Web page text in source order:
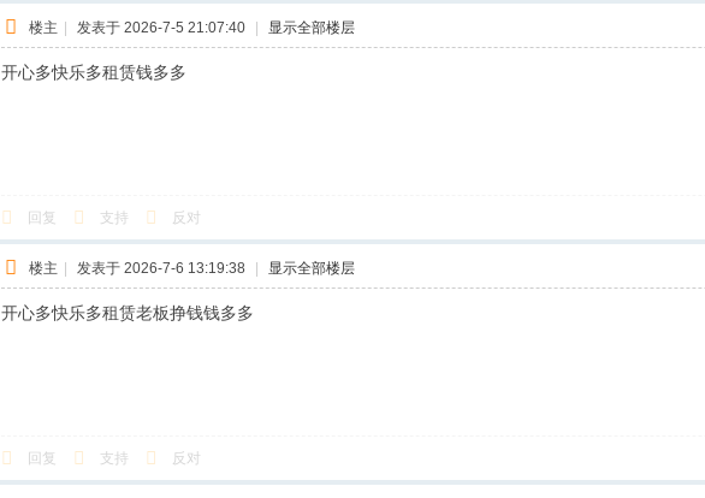
楼主 | 发表于 2026-7-5 21:07:40 | 显示全部楼层
开心多快乐多租赁钱多多
回复 支持 反对
楼主 | 发表于 2026-7-6 13:19:38 | 显示全部楼层
开心多快乐多租赁老板挣钱钱多多
回复 支持 反对